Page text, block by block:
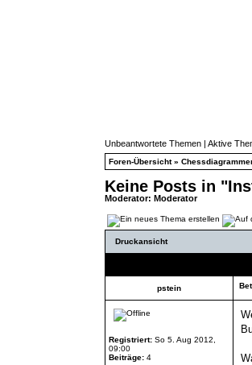
Unbeantwortete Themen | Aktive
Foren-Übersicht»
Keine Posts in
Moderator: Moderator
Druckansicht
pstein
Registriert: So 5. Aug 2012,
09:00
Beiträge: 4